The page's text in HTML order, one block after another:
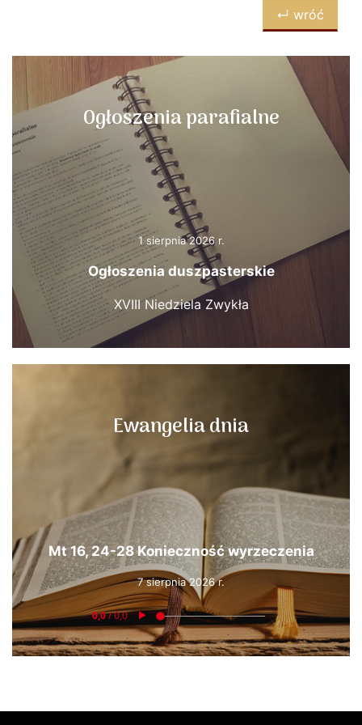
↵ wróć
Ogłoszenia parafialne
1 sierpnia 2026 r.
Ogłoszenia duszpasterskie
XVIII Niedziela Zwykła
Ewangelia dnia
Mt 16, 24-28 Konieczność wyrzeczenia
7 sierpnia 2026 r.